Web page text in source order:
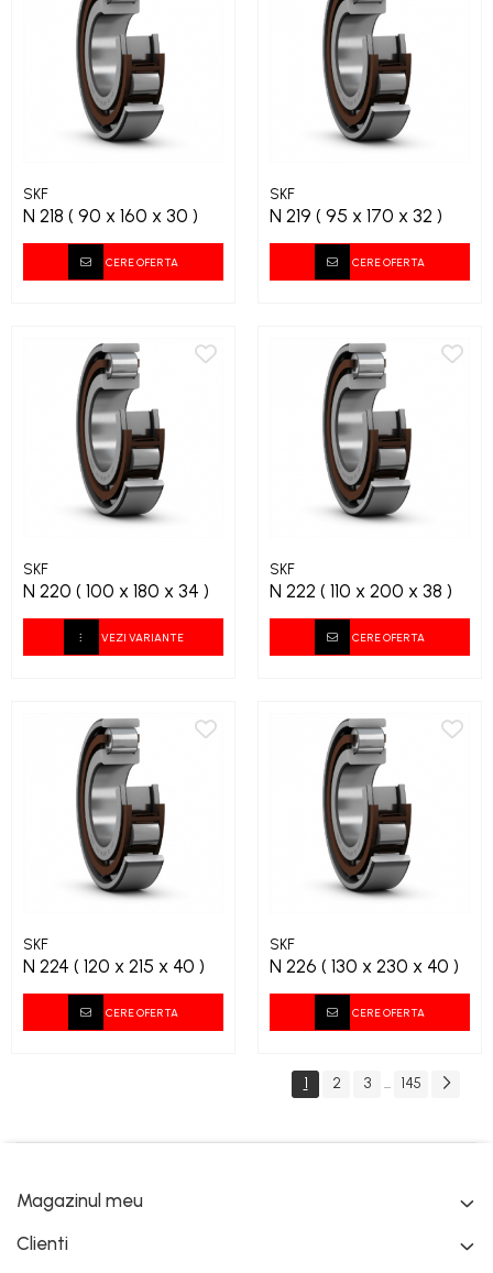
SKF
N 218 ( 90 x 160 x 30 )
CERE OFERTA
SKF
N 219 ( 95 x 170 x 32 )
CERE OFERTA
SKF
N 220 ( 100 x 180 x 34 )
VEZI VARIANTE
SKF
N 222 ( 110 x 200 x 38 )
CERE OFERTA
SKF
N 224 ( 120 x 215 x 40 )
CERE OFERTA
SKF
N 226 ( 130 x 230 x 40 )
CERE OFERTA
1 2 3 ... 145
Magazinul meu
Clienti